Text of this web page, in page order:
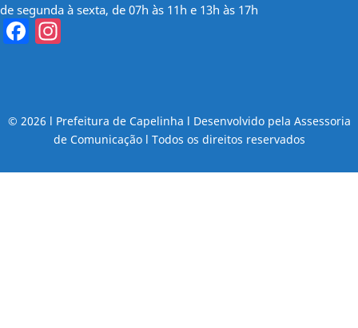
de segunda à sexta, de 07h às 11h e 13h às 17h
Facebook
© 2026 l Prefeitura de Capelinha l Desenvolvido pela Assessoria
de Comunicação l Todos os direitos reservados